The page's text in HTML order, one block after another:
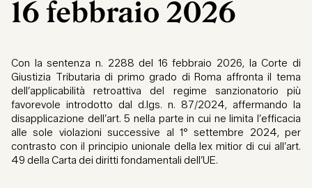
16 febbraio 2026
Con la sentenza n. 2288 del 16 febbraio 2026, la Corte di
Giustizia Tributaria di primo grado di Roma affronta il tema
dell’applicabilità retroattiva del regime sanzionatorio più
favorevole introdotto dal d.lgs. n. 87/2024, affermando la
disapplicazione dell’art. 5 nella parte in cui ne limita l’efficacia
alle sole violazioni successive al 1° settembre 2024, per
contrasto con il principio unionale della lex mitior di cui all’art.
49 della Carta dei diritti fondamentali dell’UE.